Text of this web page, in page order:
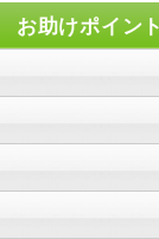
お助けポイン